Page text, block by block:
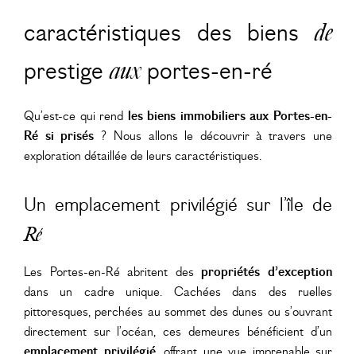
caractéristiques des biensde
prestigeauxportes-en-ré
Qu’est-ce qui rend les biens immobiliers aux Portes-en-
Ré si prisés ? Nous allons le découvrir à travers une
exploration détaillée de leurs caractéristiques.
Un emplacement privilégié sur l’île de
Ré
Les Portes-en-Ré abritent des propriétés d’exception
dans un cadre unique. Cachées dans des ruelles
pittoresques, perchées au sommet des dunes ou s’ouvrant
directement sur l’océan, ces demeures bénéficient d’un